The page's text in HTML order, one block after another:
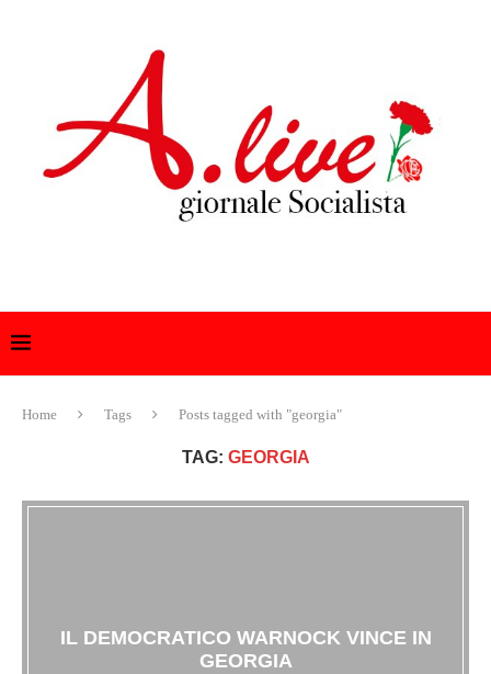
Home Tags Posts tagged with "georgia"
TAG: GEORGIA
IL DEMOCRATICO WARNOCK VINCE IN
GEORGIA